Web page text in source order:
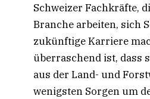
Schweizer Fachkräfte,
Branche arbeiten, sich
zukünftige Karriere
überraschend ist, dass
aus der Land- und
wenigsten Sorgen um